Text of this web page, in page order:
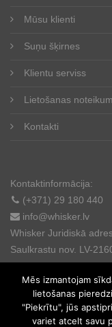
Mūsu klienti
Suņu šķirnes
Klientu serviss
Lietošanas
Kontakti
Kontaktinformācija:
(+371) 29 180 440
info@whisker.lv
Whisker Juridiskā
Saulkrastu nov. LV-
Mēs izmantojam
lietošanas
"Piekrītu", jūs
variet atcelt savu